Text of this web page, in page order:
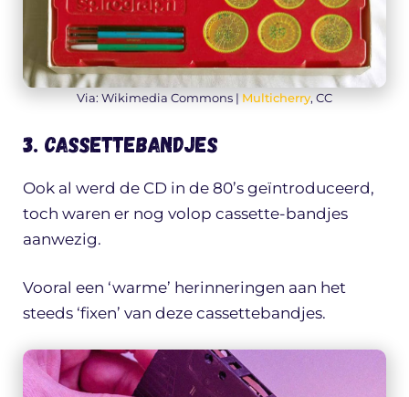
Via: Wikimedia Commons | Multicherry, CC
3. Cassettebandjes
Ook al werd de CD in de 80’s geïntroduceerd,
toch waren er nog volop cassette-bandjes
aanwezig.
Vooral een ‘warme’ herinneringen aan het
steeds ‘fixen’ van deze cassettebandjes.